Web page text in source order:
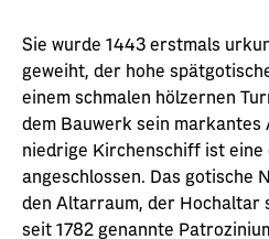
Sie wurde 1443 erstmals
geweiht, der hohe
einem schmalen hölzernen
dem Bauwerk sein markantes
niedrige Kirchenschiff ist eine
angeschlossen. Das gotische
den Altarraum, der Hochaltar
seit 1782 genannte